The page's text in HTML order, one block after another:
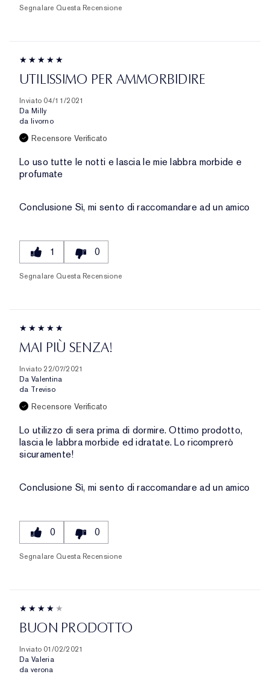
Segnalare Questa Recensione
UTILISSIMO PER AMMORBIDIRE
Inviato 04/11/2021
Da Milly
da livorno
Recensore Verificato
Lo uso tutte le notti e lascia le mie labbra morbide e
profumate
Conclusione Sì, mi sento di raccomandare ad un amico
1 0
Segnalare Questa Recensione
MAI PIÙ SENZA!
Inviato 22/07/2021
Da Valentina
da Treviso
Recensore Verificato
Lo utilizzo di sera prima di dormire. Ottimo prodotto,
lascia le labbra morbide ed idratate. Lo ricomprerò
sicuramente!
Conclusione Sì, mi sento di raccomandare ad un amico
0 0
Segnalare Questa Recensione
BUON PRODOTTO
Inviato 01/02/2021
Da Valeria
da verona